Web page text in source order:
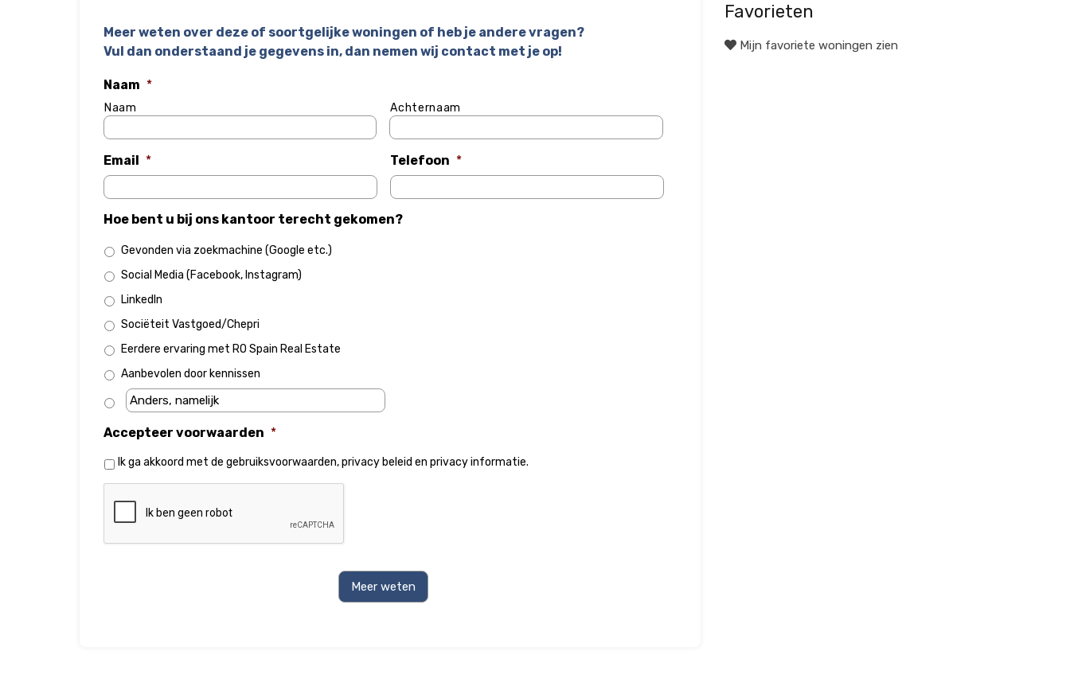
Meer weten over deze of soortgelijke woningen of heb je andere vragen?
Vul dan onderstaand je gegevens in, dan nemen wij contact met je op!
Naam *
Naam Achternaam
Email * Telefoon *
Hoe bent u bij ons kantoor terecht gekomen?
Gevonden via zoekmachine (Google etc.)
Social Media (Facebook, Instagram)
LinkedIn
Sociëteit Vastgoed/Chepri
Eerdere ervaring met RO Spain Real Estate
Aanbevolen door kennissen
Accepteer voorwaarden *
Ik ga akkoord met de gebruiksvoorwaarden,privacy beleid en privacy informatie.
Favorieten
Mijn favoriete woningen zien